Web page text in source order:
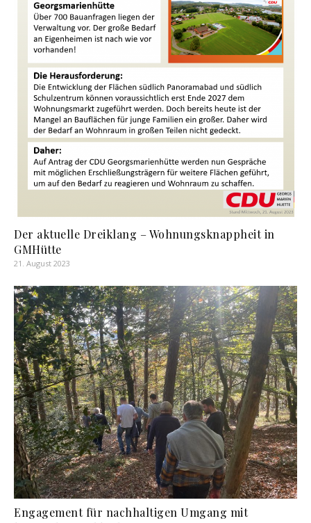
Der aktuelle Dreiklang – Wohnungsknappheit in
GMHütte
21. August 2023
Engagement für nachhaltigen Umgang mit